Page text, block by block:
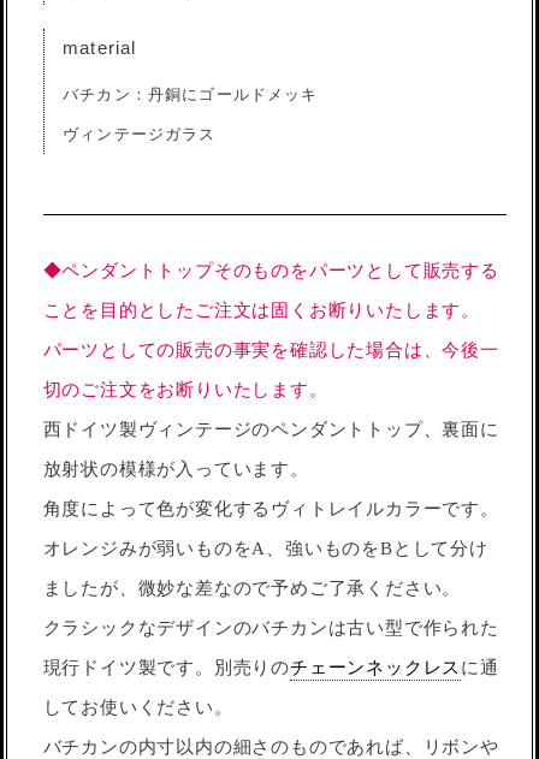
material
バチカン：丹銅にゴールドメッキ
ヴィンテージガラス
◆ペンダントトップそのものをパーツとして販売する
ことを目的としたご注文は固くお断りいたします。
パーツとしての販売の事実を確認した場合は、今後一
切のご注文をお断りいたします。
西ドイツ製ヴィンテージのペンダントトップ、裏面に
放射状の模様が入っています。
角度によって色が変化するヴィトレイルカラーです。
オレンジみが弱いものをA、強いものをBとして分け
ましたが、微妙な差なので予めご了承ください。
クラシックなデザインのバチカンは古い型で作られた
現行ドイツ製です。別売りのチェーンネックレス に通
してお使いください。
バチカンの内寸以内の細さのものであれば、リボンや